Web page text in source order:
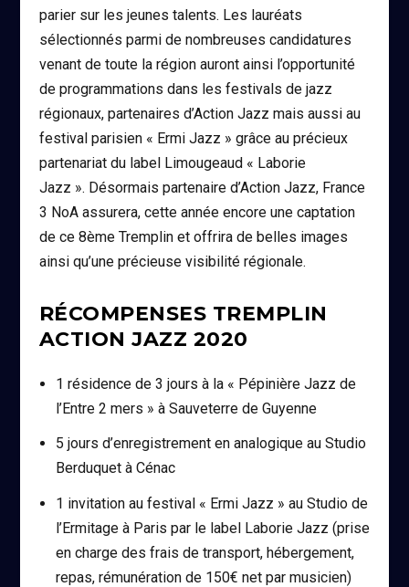
parier sur les jeunes talents. Les lauréats
sélectionnés parmi de nombreuses candidatures
venant de toute la région auront ainsi l’opportunité
de programmations dans les festivals de jazz
régionaux, partenaires d’Action Jazz mais aussi au
festival parisien « Ermi Jazz » grâce au précieux
partenariat du label Limougeaud « Laborie
Jazz ». Désormais partenaire d’Action Jazz, France
3 NoA assurera, cette année encore une captation
de ce 8ème Tremplin et offrira de belles images
ainsi qu’une précieuse visibilité régionale.
RÉCOMPENSES TREMPLIN
ACTION JAZZ 2020
1 résidence de 3 jours à la « Pépinière Jazz de
l’Entre 2 mers » à Sauveterre de Guyenne
5 jours d’enregistrement en analogique au Studio
Berduquet à Cénac
1 invitation au festival « Ermi Jazz » au Studio de
l’Ermitage à Paris par le label Laborie Jazz (prise
en charge des frais de transport, hébergement,
repas, rémunération de 150€ net par musicien)